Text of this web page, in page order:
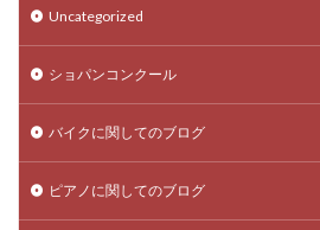
Uncategorized
ショパンコンクール
バイクに関してのブログ
ピアノに関してのブログ